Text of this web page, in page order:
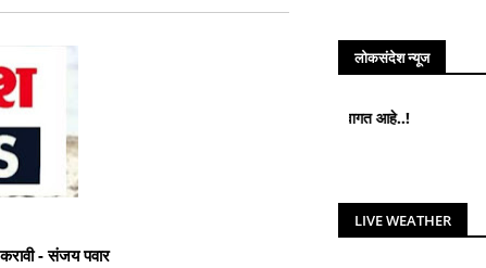
- संजय पवार
लोकसंदेश न्यूज
लोकसंदेश न्यूज मध्ये आपले सहर्ष स्वागत आहे..!
LIVE WEATHER